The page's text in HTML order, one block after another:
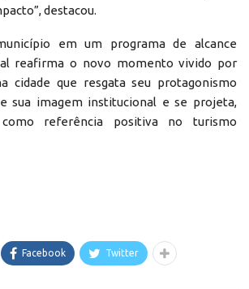
destacou.
em um programa de alcance
reafirma o novo momento vivido por
cidade que resgata seu protagonismo
sua imagem institucional e se projeta,
referência positiva no turismo
Facebook Twitter